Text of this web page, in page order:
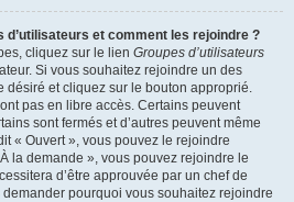
d’utilisateurs et comment les rejoindre ?
cliquez sur le lien Groupes d’utilisateurs
Si vous souhaitez rejoindre un des
désiré et cliquez sur le bouton approprié.
pas en libre accès. Certains peuvent
sont fermés et d’autres peuvent même
« Ouvert », vous pouvez le rejoindre
la demande », vous pouvez rejoindre le
d’être approuvée par un chef de
pourquoi vous souhaitez rejoindre